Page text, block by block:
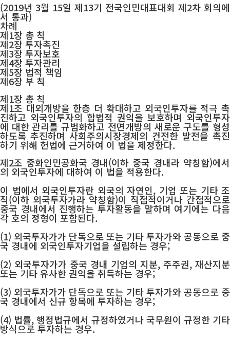
(2019년 3월 15일 제13기 전국인민대표대회 제2차 회의에
서 통과)
차례
제1장 총 칙
제2장 투자촉진
제3장 투자보호
제4장 투자관리
제5장 법적 책임
제6장 부 칙
제1장 총 칙
제1조 대외개방을 한층 더 확대하고 외국인투자를 적극 촉
진하고 외국인투자의 합법적 권익을 보호하며 외국인투자
에 대한 관리를 규범화하고 전면개방의 새로운 구도를 형성
하도록 추진하며 사회주의시장경제의 건전한 발전을 촉진
하기 위해 헌법에 근거하여 이 법을 제정한다.
제2조 중화인민공화국 경내(이하 중국 경내라 약칭함)에서
의 외국인투자에 대하여 이 법을 적용한다.
이 법에서 외국인투자란 외국의 자연인, 기업 또는 기타 조
직(이하 외국투자가라 약칭함)이 직접적이거나 간접적으로
중국 경내에서 진행하는 투자활동을 말하며 여기에는 다음
각 호의 정형이 포함된다.
(1) 외국투자가가 단독으로 또는 기타 투자가와 공동으로 중
국 경내에 외국인투자기업을 설립하는 경우;
(2) 외국투자가가 중국 경내 기업의 지분, 주주권, 재산지분
또는 기타 유사한 권익을 취득하는 경우;
(3) 외국투자가가 단독으로 또는 기타 투자가와 공동으로 중
국 경내에서 신규 항목에 투자하는 경우;
(4) 법률, 행정법규에서 규정하였거나 국무원이 규정한 기타
방식으로 투자하는 경우.